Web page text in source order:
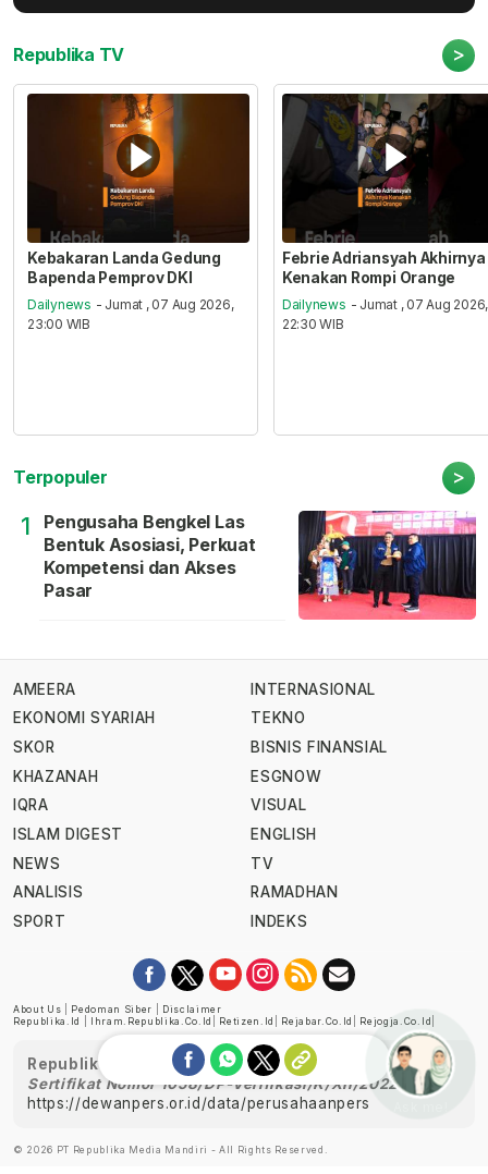
Republika TV >
Kebakaran Landa Gedung
Bapenda Pemprov DKI
Dailynews - Jumat , 07 Aug 2026,
23:00 WIB
Febrie Adriansyah Akhirnya
Kenakan Rompi Orange
Dailynews - Jumat , 07 Aug 2026,
22:30 WIB
Terpopuler >
1
Pengusaha Bengkel Las
Bentuk Asosiasi, Perkuat
Kompetensi dan Akses
Pasar
AMEERA
EKONOMI SYARIAH
SKOR
KHAZANAH
IQRA
ISLAM DIGEST
NEWS
ANALISIS
SPORT
INTERNASIONAL
TEKNO
BISNIS FINANSIAL
ESGNOW
VISUAL
ENGLISH
TV
RAMADHAN
INDEKS
About Us Pedoman Siber
Disclaimer
Republika.id
Ihram.republika.co.id Retizen.id Rejabar.co.id Rejogja.co.id
Republika telah diverifikasi oleh Dewan Pers
Sertifikat Nomor 1058/DP-Verifikasi/K/XII/2022
https://dewanpers.or.id/data/perusahaanpers
© 2026 PT Republika Media Mandiri - All Rights Reserved.